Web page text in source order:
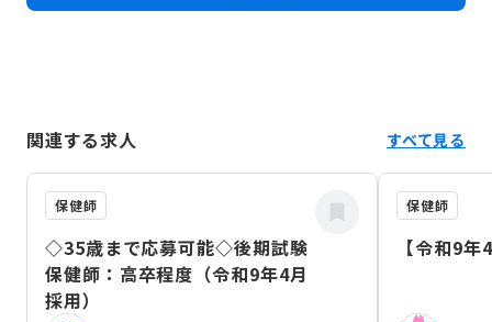
関連する求人 すべて見る
保健師
◇35歳まで応募可能◇後期試験
保健師：高卒程度（令和9年4月
採用）
保健師
【令和9